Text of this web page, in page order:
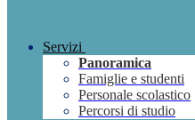
Servizi
Panoramica
Famiglie e studenti
Personale scolastico
Percorsi di studio